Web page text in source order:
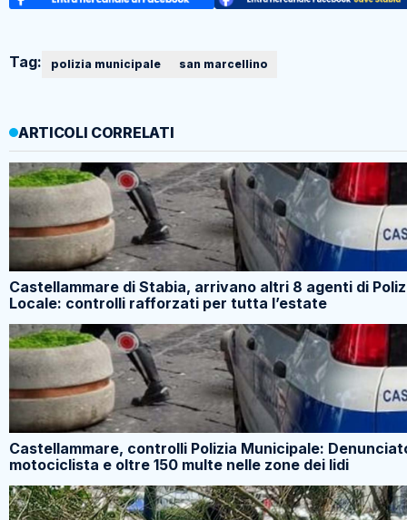
Tag: polizia municipale san marcellino
ARTICOLI CORRELATI
Castellammare di Stabia, arrivano altri 8 agenti di
Locale: controlli rafforzati per tutta l’estate
Castellammare, controlli Polizia Municipale:
motociclista e oltre 150 multe nelle zone dei lidi